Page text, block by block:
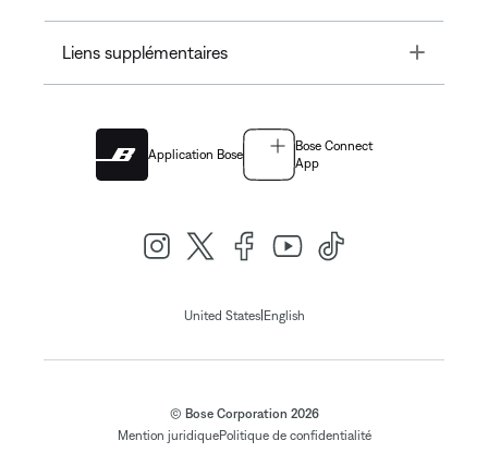
Liens supplémentaires Toggle
Application Bose
Bose Connect
App
United States| English
© Bose Corporation 2026
Mention juridiquePolitique de confidentialité